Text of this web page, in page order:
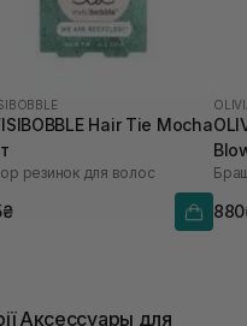
Hair Tie Mocha
резинок для волос
Аксессуары для